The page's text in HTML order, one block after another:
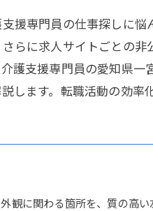
援専門員の仕事探しに
らに求人サイトごとの
護支援専門員の愛知県
します。転職活動の効率
観に関わる箇所を、質の高